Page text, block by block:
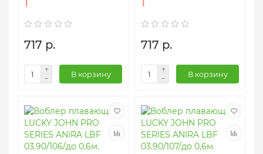
717 р.
В корзину
717 р.
В корзину